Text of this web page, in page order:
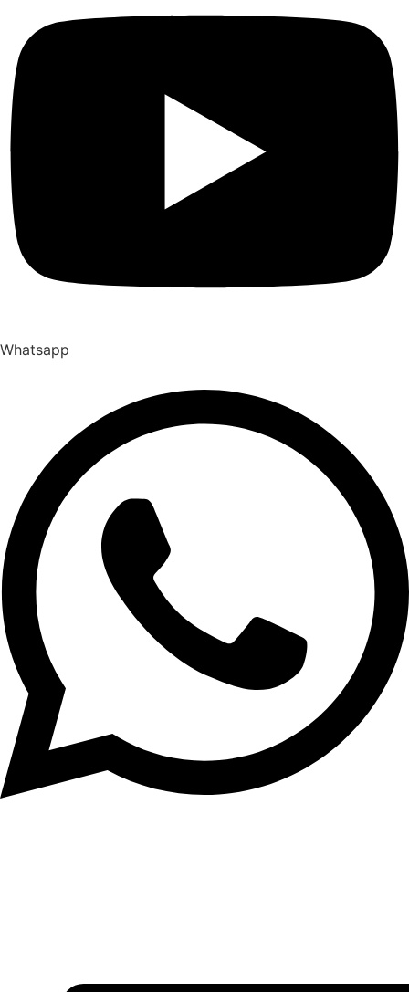
Whatsapp